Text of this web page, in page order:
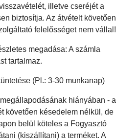
illetve cseréjét a
biztosítja. Az átvételt követően
felelősséget nem vállal!
megadása: A számla
tartalmaz.
(Pl.: 3-30 munkanap)
hiányában - a
követően késedelem nélkül, de
belül köteles a Fogyasztó
(kiszállítani) a terméket. A